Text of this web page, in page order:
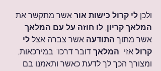
ולכן לי קרול כישות אור אשר מתקשר את
המלאך קריון, לו חוזה על עם המלאך
אשר מתוך התודעה אשר צברה אצל לי
קרול אזי "המלאך דובר דרכו" במירכאות,
ומצורך הכך לך לדעת כאשר ותאמנו בם